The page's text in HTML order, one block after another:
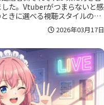
た。Vtuberがつまらないと感
きに選べる視聴スタイルの工
言われにくくなる企画づくりや
に解説し、今のモヤモヤを言語
2026年03月17日